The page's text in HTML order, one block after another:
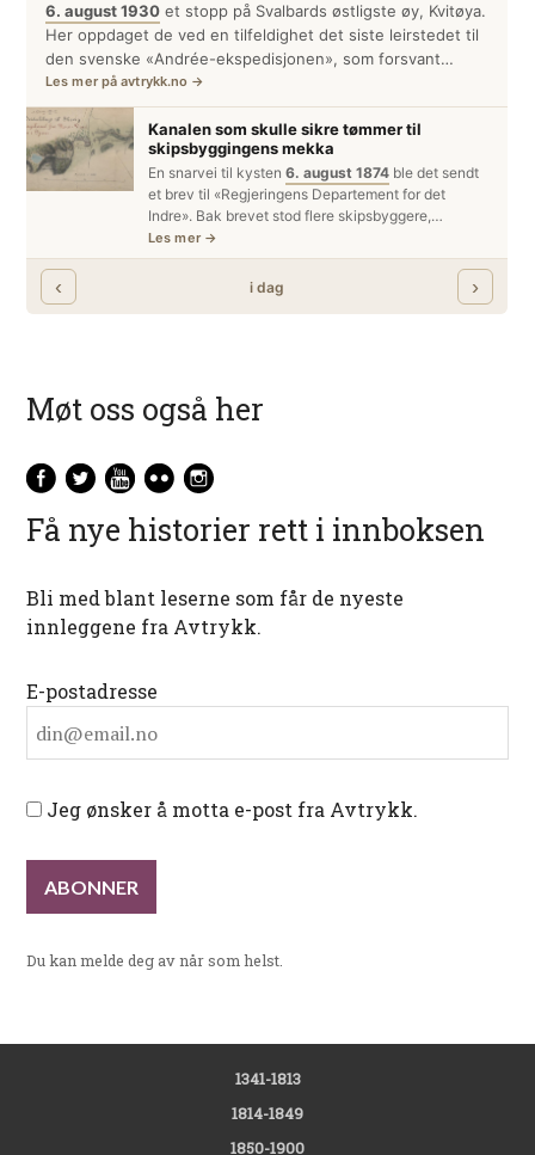
Møt oss også her
Få nye historier rett i innboksen
Bli med blant leserne som får de nyeste
innleggene fra Avtrykk.
E-postadresse
Jeg ønsker å motta e-post fra Avtrykk.
Du kan melde deg av når som helst.
1341-1813
1814-1849
1850-1900